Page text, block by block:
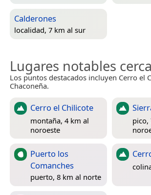
Calderones
localidad, 7 km al sur
Lugares notables
Los puntos destacados incluyen Cerro el
Chaconeña.
Cerro el Chilicote
montaña, 4 km al
noroeste
pico,
Puerto los
Comanches
puerto, 8 km al norte